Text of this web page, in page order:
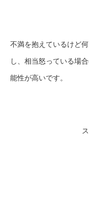
不満を抱えているけど
し、相当怒っている場
能性が高いです。